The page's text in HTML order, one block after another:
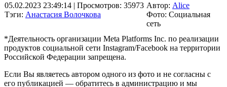
05.02.2023 23:49:14 | Просмотров: 35973
Тэги: Анастасия Волочкова
Автор: Alice
Фото: Социальная
сеть
*Деятельность организации Meta Platforms Inc. по реализации
продуктов социальной сети Instagram/Facebook на территории
Российской Федерации запрещена.
Если Вы являетесь автором одного из фото и не согласны с
его публикацией — обратитесь в администрацию и мы